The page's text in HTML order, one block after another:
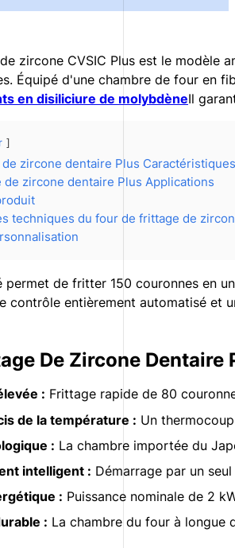
zircone CVSIC Plus est le modèle
Équipé d'une chambre de four en
en disiliciure de molybdèneIl
zircone dentaire Plus Caractéristiques
de zircone dentaire Plus Applications
techniques du four de frittage de
permet de fritter 150 couronnes en
contrôle entièrement automatisé et
De Zircone
: Frittage rapide de 80
de la température : Un
: La chambre importée du
intelligent : Démarrage par un
: Puissance nominale de 2
: La chambre du four à longue